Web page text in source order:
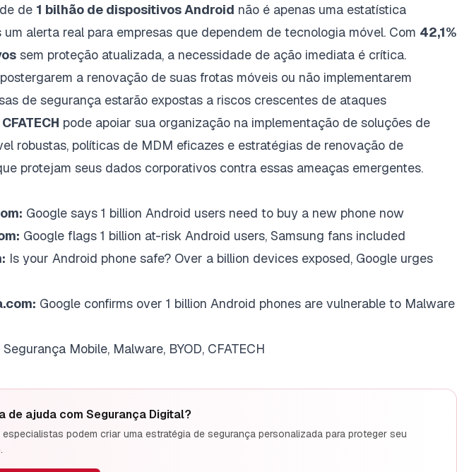
de 1 bilhão de dispositivos Android não é apenas uma estatística
um alerta real para empresas que dependem de tecnologia móvel. Com 42,1%
sem proteção atualizada, a necessidade de ação imediata é crítica.
a renovação de suas frotas móveis ou não implementarem
de segurança estarão expostas a riscos crescentes de ataques
CFATECH pode apoiar sua organização na implementação de soluções de
robustas, políticas de MDM eficazes e estratégias de renovação de
protejam seus dados corporativos contra essas ameaças emergentes.
Google says 1 billion Android users need to buy a new phone now
Google flags 1 billion at-risk Android users, Samsung fans included
Is your Android phone safe? Over a billion devices exposed, Google urges
Google confirms over 1 billion Android phones are vulnerable to Malware
Mobile, Malware, BYOD, CFATECH
de ajuda com Segurança Digital?
podem criar uma estratégia de segurança personalizada para proteger seu